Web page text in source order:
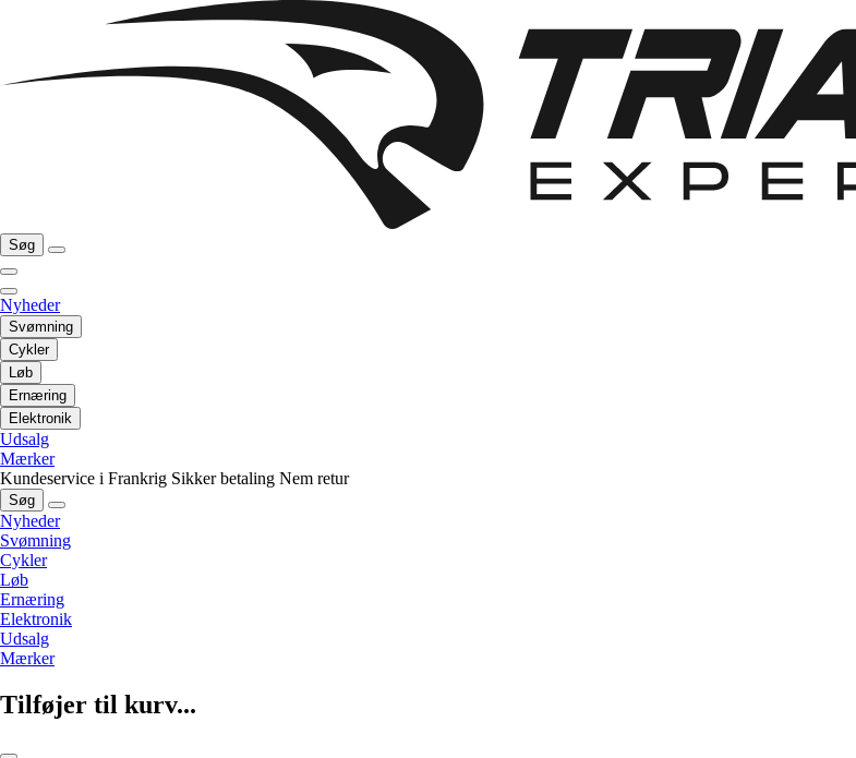
Søg
Nyheder
Svømning
Cykler
Løb
Ernæring
Elektronik
Udsalg
Mærker
Kundeservice i Frankrig Sikker betaling Nem retur
Søg
Nyheder
Svømning
Cykler
Løb
Ernæring
Elektronik
Udsalg
Mærker
Tilføjer til kurv...